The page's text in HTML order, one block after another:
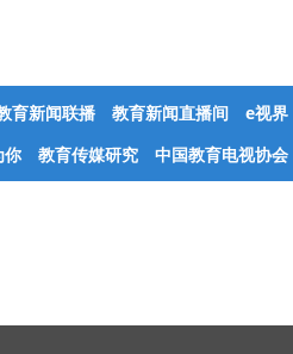
育新闻联播 教育新闻直播间 e视界
你 教育传媒研究 中国教育电视协会